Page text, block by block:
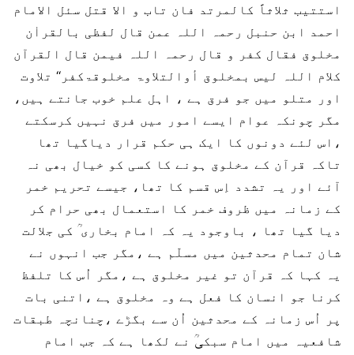
استتیب ثلاثاً کالمرتد فان تاب و الا قتل سئل الامام
احمد ابن حنبل رحمہ اللہ عمن قال لفظی بالقراٰن
مخلوق فقال کفر و قال رحمہ اللہ فیمن قال القرآن
کلام اللہ لیس بمخلوق أوالتلاوۃ مخلوقۃکفر‘‘ تلاوت
اور متلو میں جو فرق ہے ، اہل علم خوب جانتے ہیں،
مگر چونکہ عوام ایسے امور میں فرق نہیں کرسکتے
،اس لئے دونوں کا ایک ہی حکم قرار دیاگیا تھا
تاکہ قرآن کے مخلوق ہونے کا کسی کو خیال بھی نہ
آئے اور یہ تشدد اِس قسم کا تھا، جیسے تحریم خمر
کے زمانہ میں ظروف خمر کا استعمال بھی حرام کر
دیا گیا تھا ، باوجود یہ کہ امام بخاری ؒ کی جلالت
شان تمام محدثین میں مسلّم ہے ،مگر جب انہوں نے
یہ کہا کہ قرآن تو غیر مخلوق ہے ،مگر اُس کا تلفظ
کرنا جو انسان کا فعل ہے وہ مخلوق ہے ،اتنی بات
پر اُس زمانہ کے محدثین اُن سے بگڑے ،چنانچہ طبقات
شافعیہ میں امام سبکیؒ نے لکھا ہے کہ جب امام